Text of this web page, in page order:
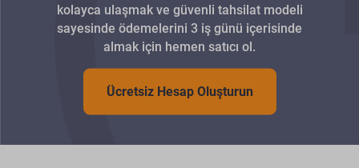
kolayca ulaşmak ve güvenli tahsilat modeli
sayesinde ödemelerini 3 iş günü içerisinde
almak için hemen satıcı ol.
Ücretsiz Hesap Oluşturun